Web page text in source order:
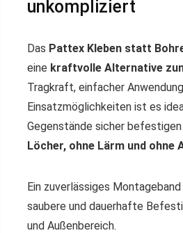
unkompliziert
Das Pattex Kleben statt
eine kraftvolle Alternative
Tragkraft, einfacher
Einsatzmöglichkeiten ist es
Gegenstände sicher
Löcher, ohne Lärm und ohne
Ein zuverlässiges
saubere und dauerhafte
und Außenbereich.